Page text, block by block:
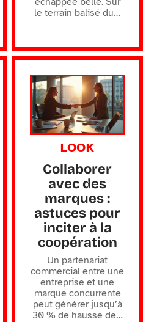
le terrain balisé du…
LOOK
Collaborer
avec des
marques :
astuces pour
inciter à la
coopération
Un partenariat
commercial entre une
entreprise et une
marque concurrente
peut générer jusqu’à
30 % de hausse de…